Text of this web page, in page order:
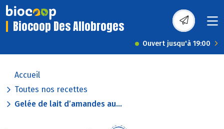
Biocoop Des Allobroges
Ouvert jusqu'à 19:00
Accueil
Toutes nos recettes
Gelée de lait d’amandes au...